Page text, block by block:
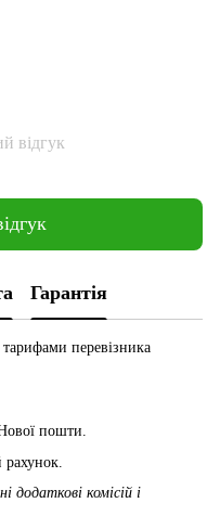
відгук
Гарантія
перевізника
пошти.
додаткові комісій і